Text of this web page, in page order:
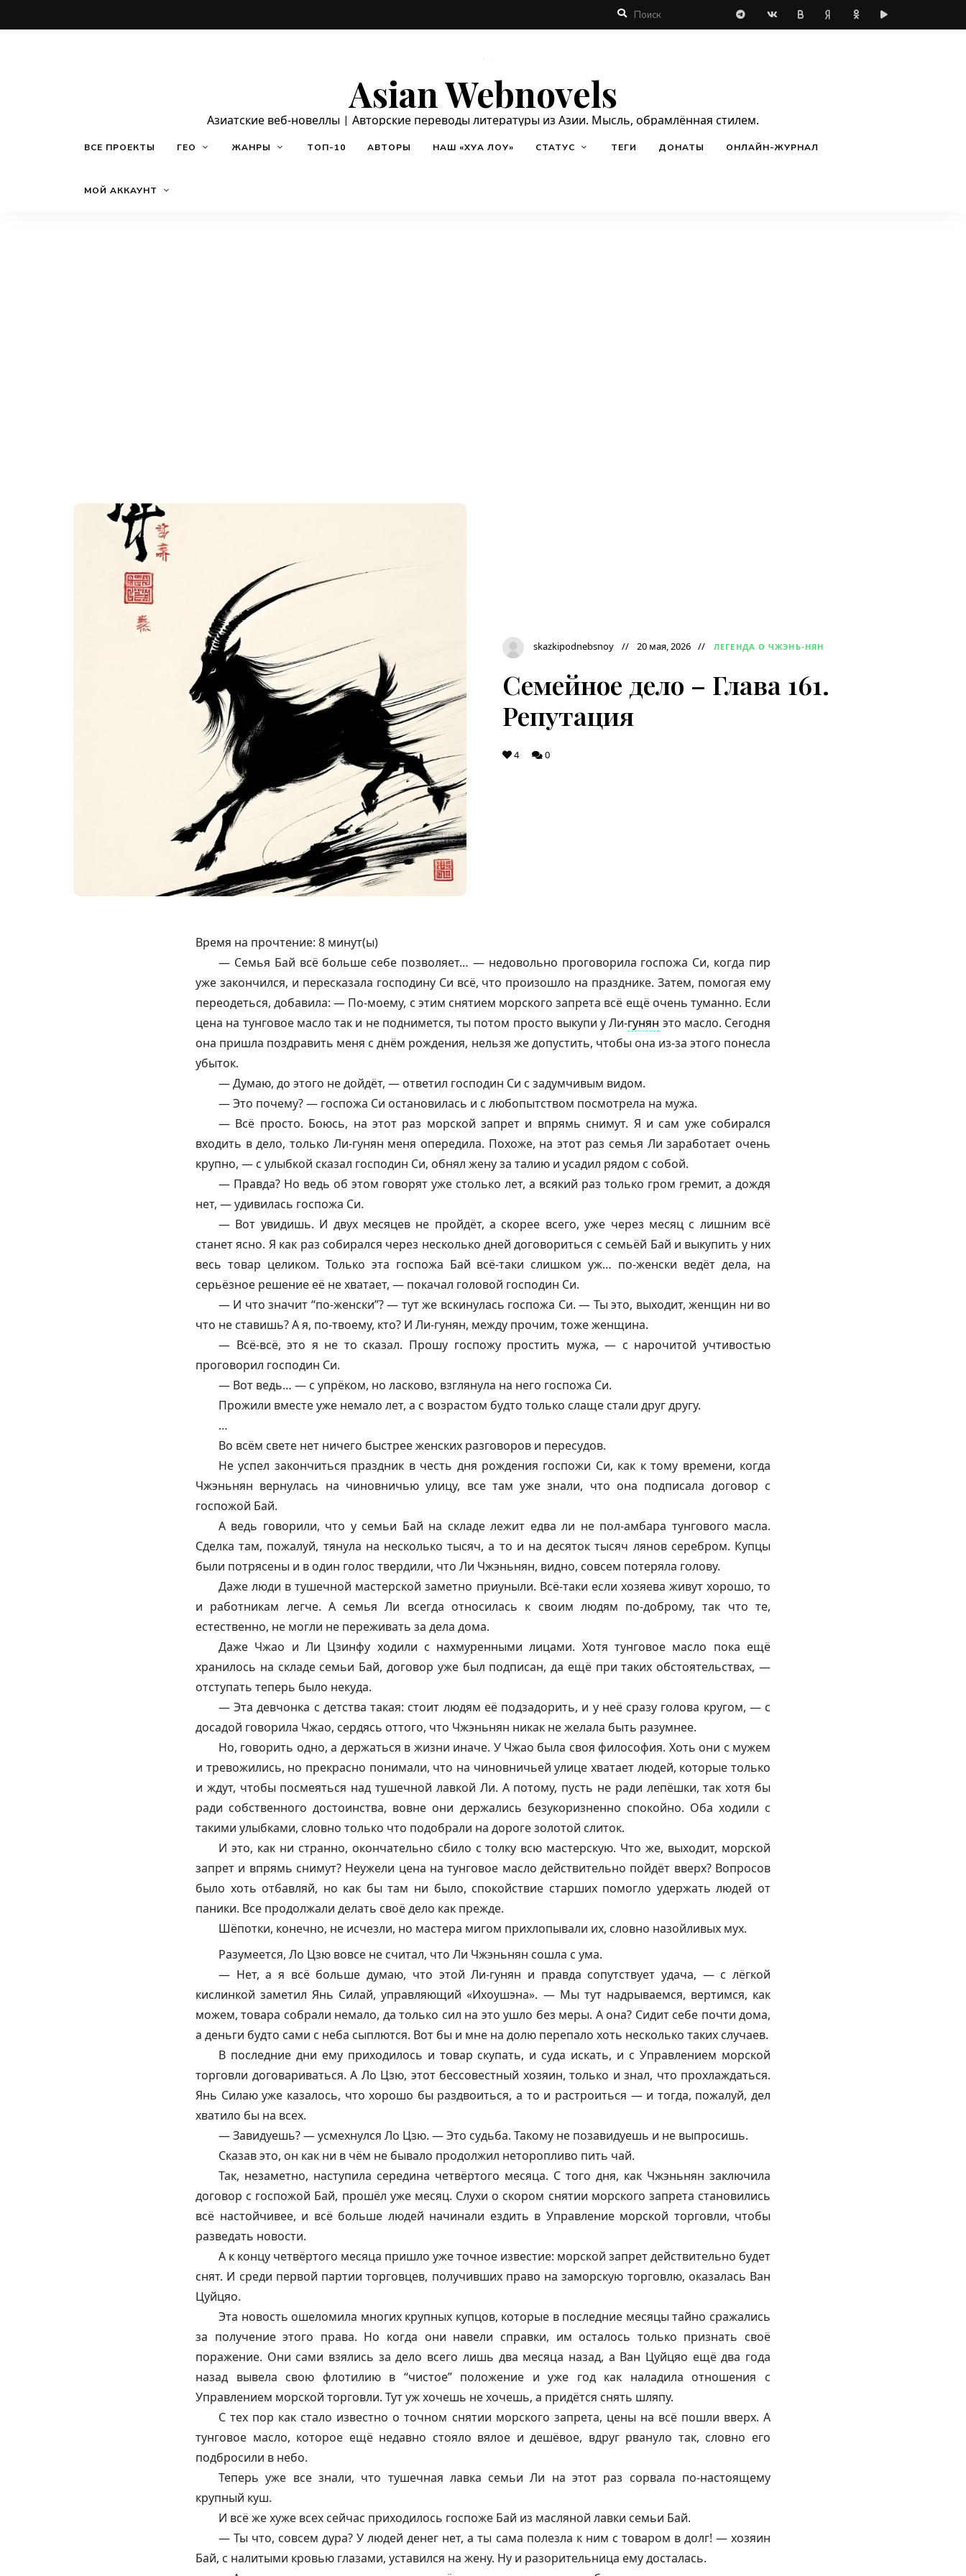
Asian Webnovels
Азиатские веб-новеллы | Авторские переводы литературы из Азии. Мысль, обрамлённая стилем.
ВСЕ ПРОЕКТЫ ГЕО ЖАНРЫ ТОП-10 АВТОРЫ НАШ «ХУА ЛОУ» СТАТУС ТЕГИ ДОНАТЫ ОНЛАЙН-ЖУРНАЛ
МОЙ АККАУНТ
skazkipodnebsnoy 20 мая, 2026 ЛЕГЕНДА О ЧЖЭНЬ-НЯН
Семейное дело – Глава 161.
Репутация
4 0
Время на прочтение: 8 минут(ы)
— Семья Бай всё больше себе позволяет… — недовольно проговорила госпожа Си, когда пир
уже закончился, и пересказала господину Си всё, что произошло на празднике. Затем, помогая ему
переодеться, добавила: — По-моему, с этим снятием морского запрета всё ещё очень туманно. Если
цена на тунговое масло так и не поднимется, ты потом просто выкупи у Ли-гунян это масло. Сегодня
она пришла поздравить меня с днём рождения, нельзя же допустить, чтобы она из-за этого понесла
убыток.
— Думаю, до этого не дойдёт, — ответил господин Си с задумчивым видом.
— Это почему? — госпожа Си остановилась и с любопытством посмотрела на мужа.
— Всё просто. Боюсь, на этот раз морской запрет и впрямь снимут. Я и сам уже собирался
входить в дело, только Ли-гунян меня опередила. Похоже, на этот раз семья Ли заработает очень
крупно, — с улыбкой сказал господин Си, обнял жену за талию и усадил рядом с собой.
— Правда? Но ведь об этом говорят уже столько лет, а всякий раз только гром гремит, а дождя
нет, — удивилась госпожа Си.
— Вот увидишь. И двух месяцев не пройдёт, а скорее всего, уже через месяц с лишним всё
станет ясно. Я как раз собирался через несколько дней договориться с семьёй Бай и выкупить у них
весь товар целиком. Только эта госпожа Бай всё-таки слишком уж… по-женски ведёт дела, на
серьёзное решение её не хватает, — покачал головой господин Си.
— И что значит “по-женски”? — тут же вскинулась госпожа Си. — Ты это, выходит, женщин ни во
что не ставишь? А я, по-твоему, кто? И Ли-гунян, между прочим, тоже женщина.
— Всё-всё, это я не то сказал. Прошу госпожу простить мужа, — с нарочитой учтивостью
проговорил господин Си.
— Вот ведь… — с упрёком, но ласково, взглянула на него госпожа Си.
Прожили вместе уже немало лет, а с возрастом будто только слаще стали друг другу.
…
Во всём свете нет ничего быстрее женских разговоров и пересудов.
Не успел закончиться праздник в честь дня рождения госпожи Си, как к тому времени, когда
Чжэньнян вернулась на чиновничью улицу, все там уже знали, что она подписала договор с
госпожой Бай.
А ведь говорили, что у семьи Бай на складе лежит едва ли не пол-амбара тунгового масла.
Сделка там, пожалуй, тянула на несколько тысяч, а то и на десяток тысяч лянов серебром. Купцы
были потрясены и в один голос твердили, что Ли Чжэньнян, видно, совсем потеряла голову.
Даже люди в тушечной мастерской заметно приуныли. Всё-таки если хозяева живут хорошо, то
и работникам легче. А семья Ли всегда относилась к своим людям по-доброму, так что те,
естественно, не могли не переживать за дела дома.
Даже Чжао и Ли Цзинфу ходили с нахмуренными лицами. Хотя тунговое масло пока ещё
хранилось на складе семьи Бай, договор уже был подписан, да ещё при таких обстоятельствах, —
отступать теперь было некуда.
— Эта девчонка с детства такая: стоит людям её подзадорить, и у неё сразу голова кругом, — с
досадой говорила Чжао, сердясь оттого, что Чжэньнян никак не желала быть разумнее.
Но, говорить одно, а держаться в жизни иначе. У Чжао была своя философия. Хоть они с мужем
и тревожились, но прекрасно понимали, что на чиновничьей улице хватает людей, которые только
и ждут, чтобы посмеяться над тушечной лавкой Ли. А потому, пусть не ради лепёшки, так хотя бы
ради собственного достоинства, вовне они держались безукоризненно спокойно. Оба ходили с
такими улыбками, словно только что подобрали на дороге золотой слиток.
И это, как ни странно, окончательно сбило с толку всю мастерскую. Что же, выходит, морской
запрет и впрямь снимут? Неужели цена на тунговое масло действительно пойдёт вверх? Вопросов
было хоть отбавляй, но как бы там ни было, спокойствие старших помогло удержать людей от
паники. Все продолжали делать своё дело как прежде.
Шёпотки, конечно, не исчезли, но мастера мигом прихлопывали их, словно назойливых мух.
Разумеется, Ло Цзю вовсе не считал, что Ли Чжэньнян сошла с ума.
— Нет, а я всё больше думаю, что этой Ли-гунян и правда сопутствует удача, — с лёгкой
кислинкой заметил Янь Силай, управляющий «Ихоушэна». — Мы тут надрываемся, вертимся, как
можем, товара собрали немало, да только сил на это ушло без меры. А она? Сидит себе почти дома,
а деньги будто сами с неба сыплются. Вот бы и мне на долю перепало хоть несколько таких случаев.
В последние дни ему приходилось и товар скупать, и суда искать, и с Управлением морской
торговли договариваться. А Ло Цзю, этот бессовестный хозяин, только и знал, что прохлаждаться.
Янь Силаю уже казалось, что хорошо бы раздвоиться, а то и растроиться — и тогда, пожалуй, дел
хватило бы на всех.
— Завидуешь? — усмехнулся Ло Цзю. — Это судьба. Такому не позавидуешь и не выпросишь.
Сказав это, он как ни в чём не бывало продолжил неторопливо пить чай.
Так, незаметно, наступила середина четвёртого месяца. С того дня, как Чжэньнян заключила
договор с госпожой Бай, прошёл уже месяц. Слухи о скором снятии морского запрета становились
всё настойчивее, и всё больше людей начинали ездить в Управление морской торговли, чтобы
разведать новости.
А к концу четвёртого месяца пришло уже точное известие: морской запрет действительно будет
снят. И среди первой партии торговцев, получивших право на заморскую торговлю, оказалась Ван
Цуйцяо.
Эта новость ошеломила многих крупных купцов, которые в последние месяцы тайно сражались
за получение этого права. Но когда они навели справки, им осталось только признать своё
поражение. Они сами взялись за дело всего лишь два месяца назад, а Ван Цуйцяо ещё два года
назад вывела свою флотилию в “чистое” положение и уже год как наладила отношения с
Управлением морской торговли. Тут уж хочешь не хочешь, а придётся снять шляпу.
С тех пор как стало известно о точном снятии морского запрета, цены на всё пошли вверх. А
тунговое масло, которое ещё недавно стояло вялое и дешёвое, вдруг рвануло так, словно его
подбросили в небо.
Теперь уже все знали, что тушечная лавка семьи Ли на этот раз сорвала по-настоящему
крупный куш.
И всё же хуже всех сейчас приходилось госпоже Бай из масляной лавки семьи Бай.
— Ты что, совсем дура? У людей денег нет, а ты сама полезла к ним с товаром в долг! — хозяин
Бай, с налитыми кровью глазами, уставился на жену. Ну и разорительница ему досталась.